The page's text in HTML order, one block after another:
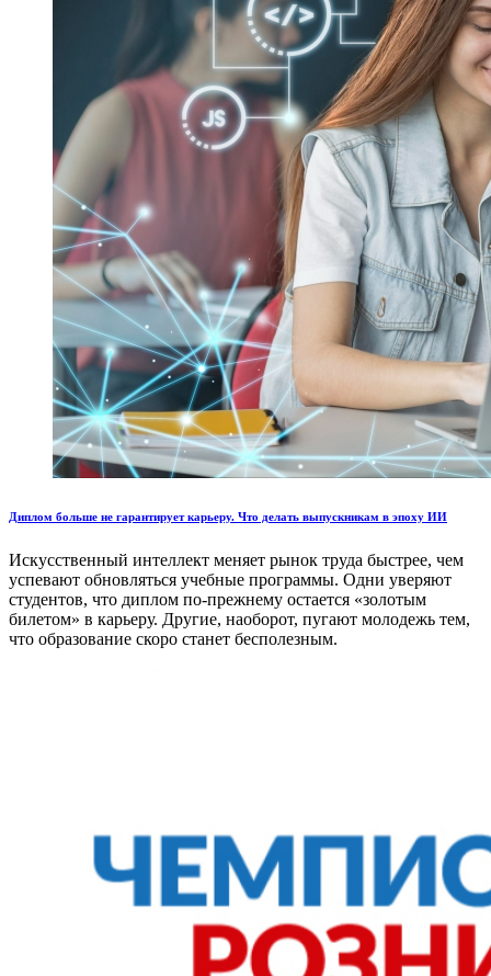
Диплом больше не гарантирует карьеру. Что делать выпускникам в эпоху ИИ
Искусственный интеллект меняет рынок труда быстрее, чем
успевают обновляться учебные программы. Одни уверяют
студентов, что диплом по-прежнему остается «золотым
билетом» в карьеру. Другие, наоборот, пугают молодежь тем,
что образование скоро станет бесполезным.